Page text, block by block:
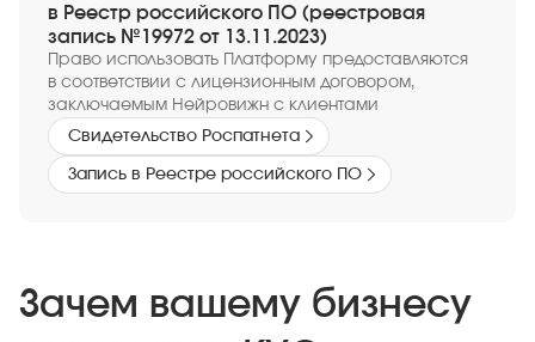
в Реестр российского ПО (реестровая
запись №19972 от 13.11.2023)
Право использовать Платформу предоставляются
в соответствии с лицензионным договором,
заключаемым Нейровижн с клиентами
Свидетельство Роспатнета
Запись в Реестре российского ПО
Зачем вашему бизнесу